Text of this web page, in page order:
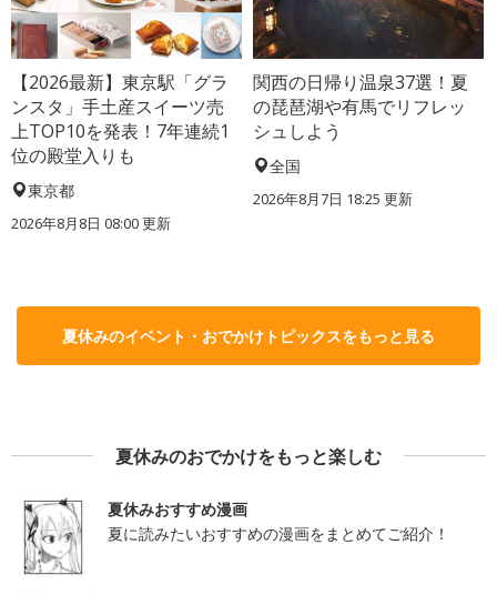
【2026最新】東京駅「グラ
ンスタ」手土産スイーツ売
上TOP10を発表！7年連続1
位の殿堂入りも
東京都
2026年8月8日 08:00更新
関西の日帰り温泉37選！夏
の琵琶湖や有馬でリフレッ
シュしよう
全国
2026年8月7日 18:25 更新
夏休みのイベント・おでかけトピックスをもっと見る
夏休みのおでかけをもっと楽しむ
夏休みおすすめ漫画
夏に読みたいおすすめの漫画をまとめてご紹介！